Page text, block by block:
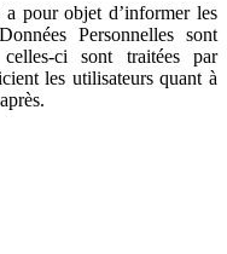
pour objet d’informer les
Personnelles sont
ci sont traitées par
les utilisateurs quant à